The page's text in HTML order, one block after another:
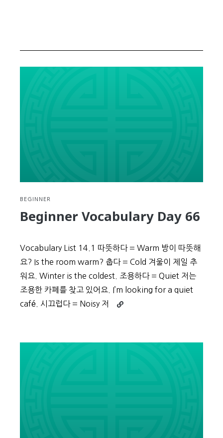
BEGINNER
Beginner Vocabulary Day 66
Vocabulary List 14.1 따뜻하다 = Warm 방이 따뜻해
요? Is the room warm? 춥다 = Cold 겨울이 제일 추
워요. Winter is the coldest. 조용하다 = Quiet 저는
조용한 카페를 찾고 있어요. I’m looking for a quiet
café. 시끄럽다 = Noisy 저
Continue